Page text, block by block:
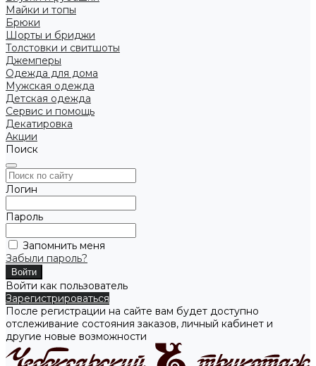
Майки и топы
Брюки
Шорты и бриджи
Толстовки и свитшоты
Джемперы
Одежда для дома
Мужская одежда
Детская одежда
Сервис и помощь
Декатировка
Акции
Поиск
Логин
Пароль
Запомнить меня
Забыли пароль?
Войти как пользователь
Зарегистрироваться
После регистрации на сайте вам будет доступно
отслеживание состояния заказов, личный кабинет и
другие новые возможности